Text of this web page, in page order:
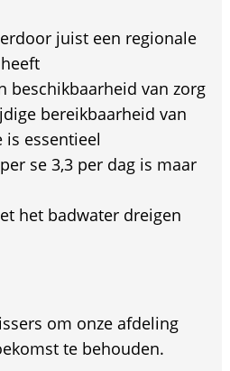
juist een regionale
beschikbaarheid van zorg
bereikbaarheid van
is essentieel
se 3,3 per dag is maar
het badwater dreigen
om onze afdeling
te behouden.